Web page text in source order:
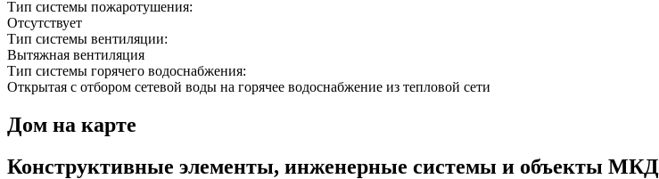
Тип системы пожаротушения:
Отсутствует
Тип системы вентиляции:
Вытяжная вентиляция
Тип системы горячего водоснабжения:
Открытая с отбором сетевой воды на горячее водоснабжение из тепловой сети
Дом на карте
Конструктивные элементы, инженерные системы и объекты МКД